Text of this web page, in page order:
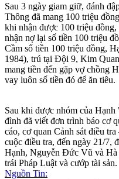
Sau 3 ngày giam giữ, đánh
Thông đã mang 100 triệu
khi nhận được 100 triệu
nhận nợ lại số tiền 100 triệu
Cầm số tiền 100 triệu đồng,
1984), trú tại Đội 9, Kim
mang tiền đến gặp vợ chồng
vay luôn số tiền đó để ăn tiêu.
Sau khi được nhóm của
đình đã viết đơn trình báo cơ
cáo, cơ quan Cảnh sát điều
cuộc điều tra, đến ngày 21/7,
Hạnh, Nguyễn Đức Vũ và
trái Pháp Luật và cướp tài sản.
Nguồn Tin: